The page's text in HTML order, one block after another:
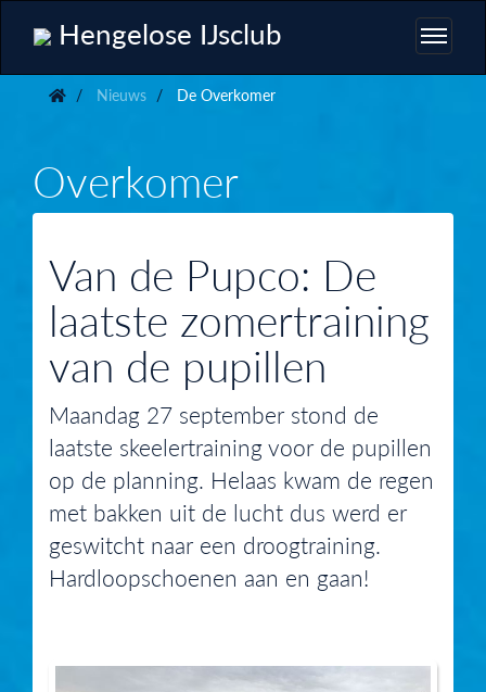
Hengelose IJsclub
Nieuws De Overkomer
Overkomer
Van de Pupco: De
laatste zomertraining
van de pupillen
Maandag 27 september stond de
laatste skeelertraining voor de pupillen
op de planning. Helaas kwam de regen
met bakken uit de lucht dus werd er
geswitcht naar een droogtraining.
Hardloopschoenen aan en gaan!